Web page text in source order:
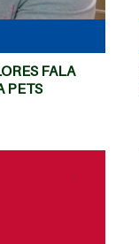
FALA
PETS